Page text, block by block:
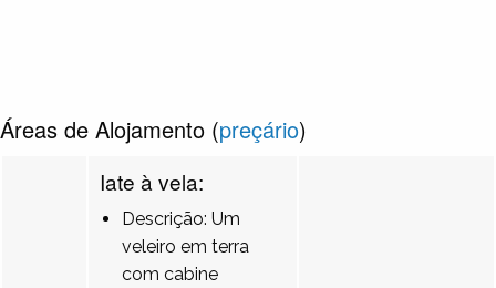
Áreas de Alojamento (preçário)
Iate à vela:
Descrição: Um
veleiro em terra
com cabine